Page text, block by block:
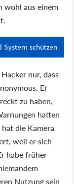
wohl aus einem
schützen
nur, dass
Er
zu haben,
hatten
die Kamera
weil er sich
habe früher
Nutzung sein